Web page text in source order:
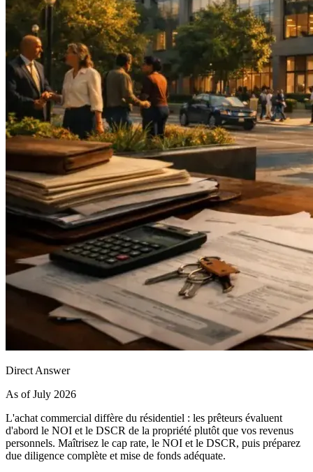
Direct Answer
As of July 2026
L'achat commercial diffère du résidentiel : les prêteurs évaluent
d'abord le NOI et le DSCR de la propriété plutôt que vos revenus
personnels. Maîtrisez le cap rate, le NOI et le DSCR, puis préparez
due diligence complète et mise de fonds adéquate.